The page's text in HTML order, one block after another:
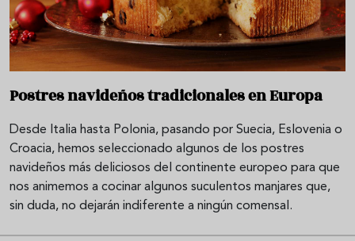
Postres navideños tradicionales en Europa
Desde Italia hasta Polonia, pasando por Suecia, Eslovenia o
Croacia, hemos seleccionado algunos de los postres
navideños más deliciosos del continente europeo para que
nos animemos a cocinar algunos suculentos manjares que,
sin duda, no dejarán indiferente a ningún comensal.